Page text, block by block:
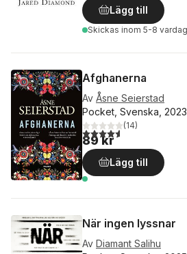
Lägg till
Skickas inom 5-8
Afghanerna
Av Åsne Seierstad
Pocket, Svenska, 2023
4,6utav 5 stjärnor.
(14)
89 kr
Lägg till
När ingen lyssnar
Av Diamant Salihu